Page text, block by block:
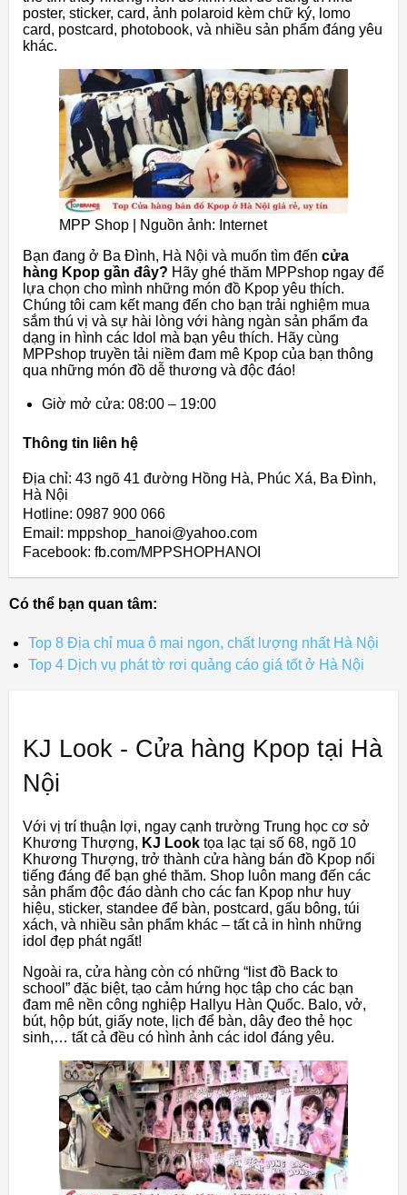
poster, sticker, card, ảnh polaroid kèm chữ ký, lomo
card, postcard, photobook, và nhiều sản phẩm đáng yêu
khác.
MPP Shop | Nguồn ảnh: Internet
Bạn đang ở Ba Đình, Hà Nội và muốn tìm đến cửa
hàng Kpop gần đây? Hãy ghé thăm MPPshop ngay để
lựa chọn cho mình những món đồ Kpop yêu thích.
Chúng tôi cam kết mang đến cho bạn trải nghiệm mua
sắm thú vị và sự hài lòng với hàng ngàn sản phẩm đa
dạng in hình các Idol mà bạn yêu thích. Hãy cùng
MPPshop truyền tải niềm đam mê Kpop của bạn thông
qua những món đồ dễ thương và độc đáo!
Giờ mở cửa: 08:00 – 19:00
Thông tin liên hệ
Địa chỉ: 43 ngõ 41 đường Hồng Hà, Phúc Xá, Ba Đình,
Hà Nội
Hotline: 0987 900 066
Email: mppshop_hanoi@yahoo.com
Facebook: fb.com/MPPSHOPHANOI
Có thể bạn quan tâm:
Top 8 Địa chỉ mua ô mai ngon, chất lượng nhất Hà Nội
Top 4 Dịch vụ phát tờ rơi quảng cáo giá tốt ở Hà Nội
KJ Look - Cửa hàng Kpop tại Hà
Nội
Với vị trí thuận lợi, ngay cạnh trường Trung học cơ sở
Khương Thượng, KJ Look tọa lạc tại số 68, ngõ 10
Khương Thượng, trở thành cửa hàng bán đồ Kpop nổi
tiếng đáng để bạn ghé thăm. Shop luôn mang đến các
sản phẩm độc đáo dành cho các fan Kpop như huy
hiệu, sticker, standee để bàn, postcard, gấu bông, túi
xách, và nhiều sản phẩm khác – tất cả in hình những
idol đẹp phát ngất!
Ngoài ra, cửa hàng còn có những “list đồ Back to
school” đặc biệt, tạo cảm hứng học tập cho các bạn
đam mê nền công nghiệp Hallyu Hàn Quốc. Balo, vở,
bút, hộp bút, giấy note, lịch để bàn, dây đeo thẻ học
sinh,… tất cả đều có hình ảnh các idol đáng yêu.